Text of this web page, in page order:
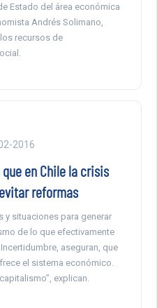
Estado del área económica
Andrés Solimano,
recursos de
2016
en Chile la crisis
reformas
y situaciones para generar
de lo que efectivamente
aseguran, que
el sistema económico.
explican.